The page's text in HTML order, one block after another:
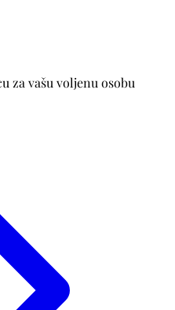
za vašu voljenu osobu